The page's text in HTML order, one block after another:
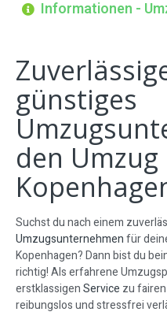
Informationen -
günstiges
den Umzug
Suchst du nach einem
Umzugsunternehmenfür
Kopenhagen? Dann bist du
richtig! Als erfahrene
erstklassigenService zu
reibungslos und stressfrei